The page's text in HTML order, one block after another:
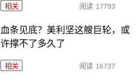
相关 阅读 17793
血条见底？美利坚这艘巨轮，或
许撑不了多久了
相关 阅读 16737